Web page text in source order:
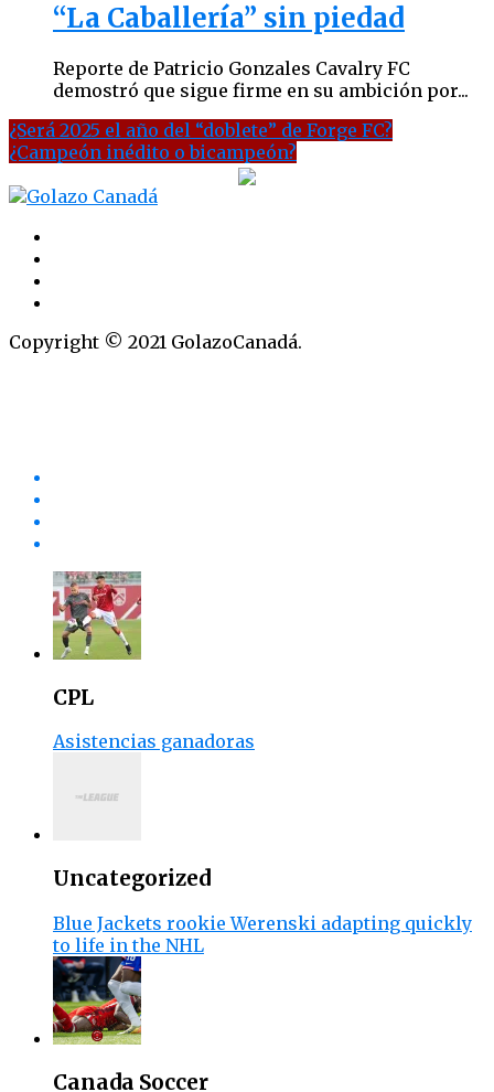
“La Caballería” sin piedad
Reporte de Patricio Gonzales Cavalry FC
demostró que sigue firme en su ambición por...
¿Será 2025 el año del “doblete” de Forge FC?
¿Campeón inédito o bicampeón?
Copyright © 2021 GolazoCanadá.
CPL
Asistencias ganadoras
Uncategorized
Blue Jackets rookie Werenski adapting quickly
to life in the NHL
Canada Soccer